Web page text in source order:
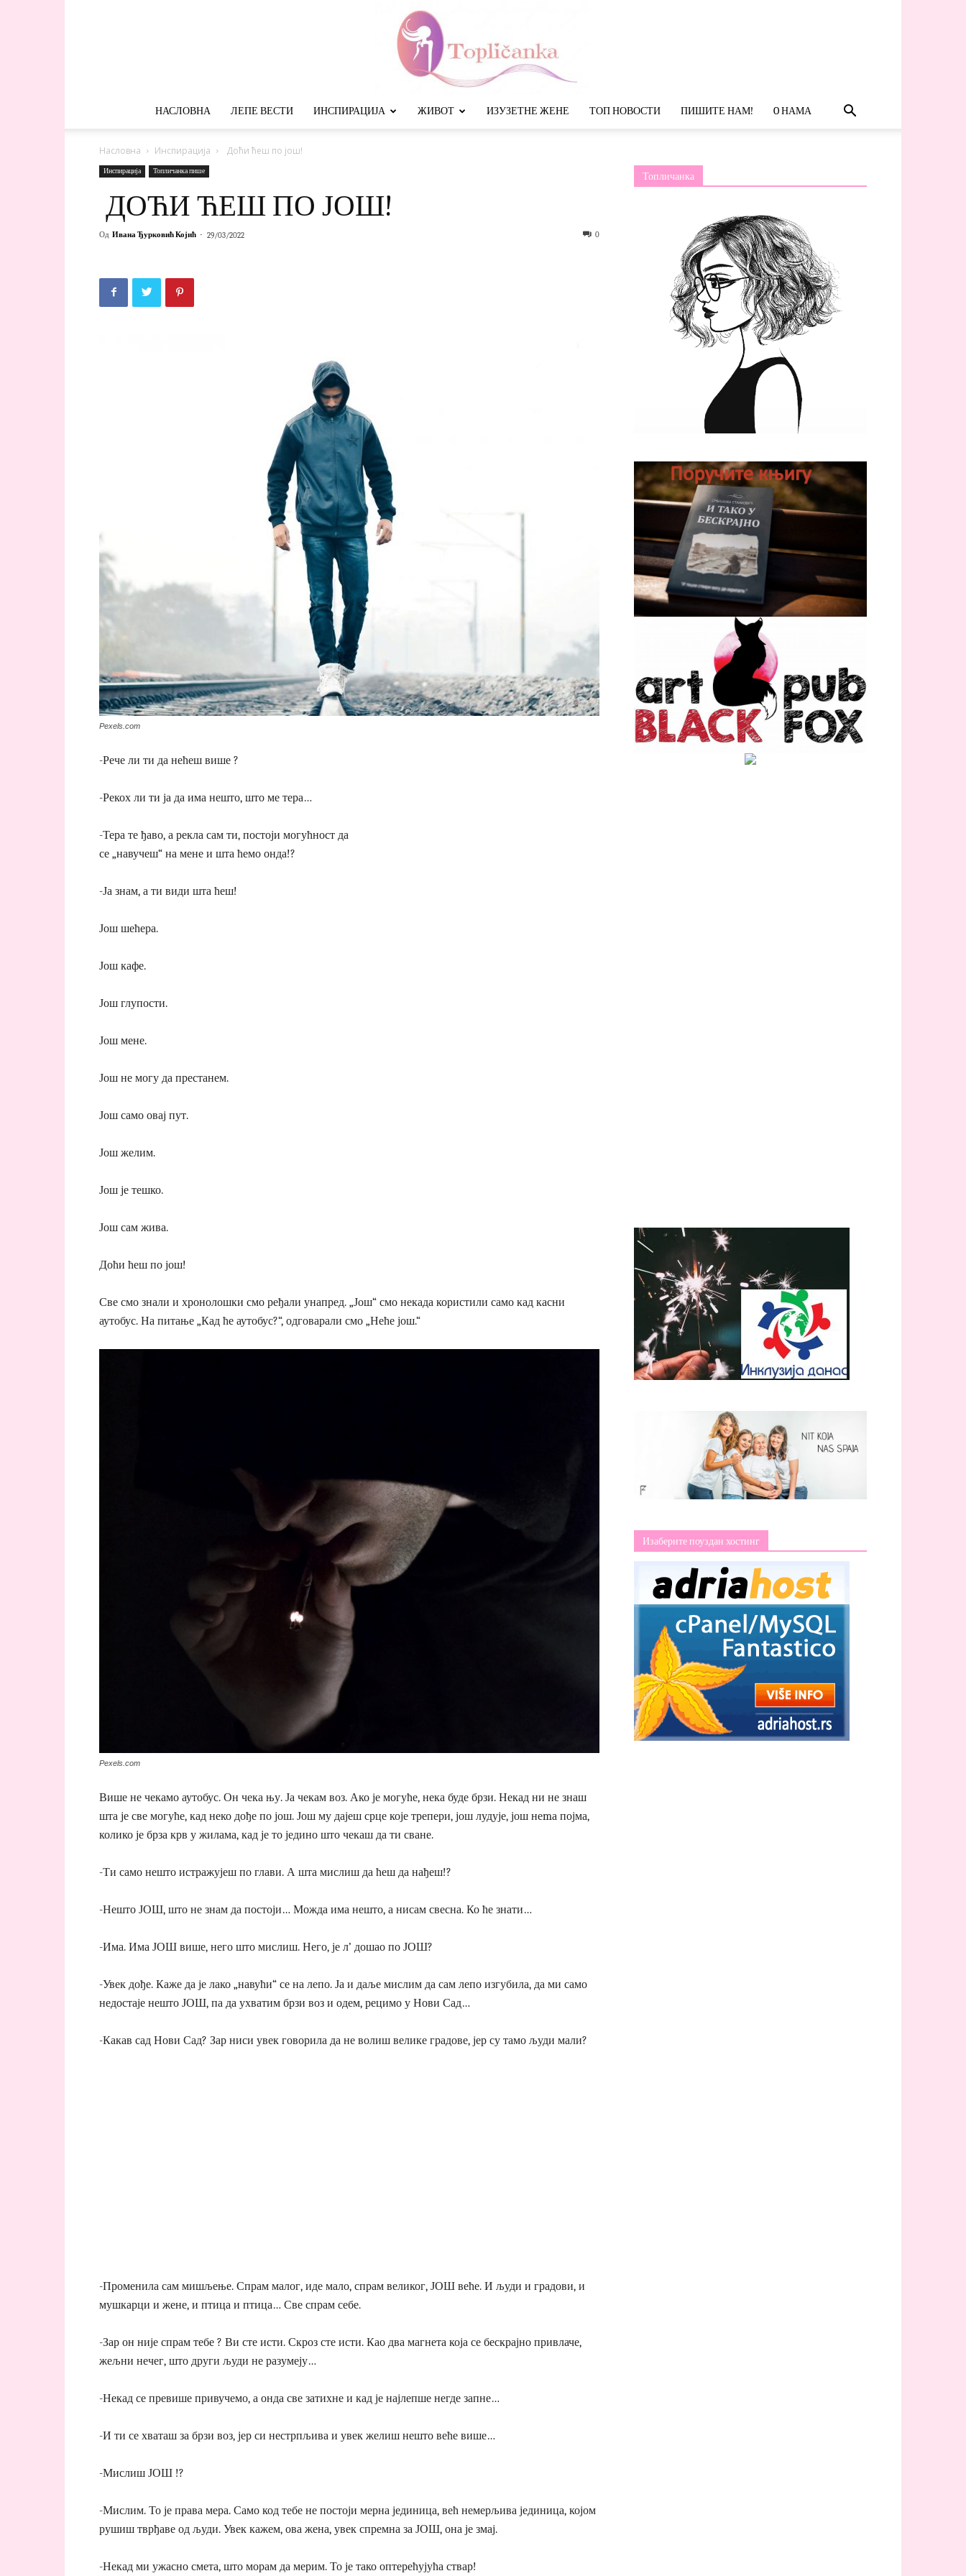
НАСЛОВНА ЛЕПЕ ВЕСТИ ИНСПИРАЦИЈА ЖИВОТ ИЗУЗЕТНЕ ЖЕНЕ ТОП НОВОСТИ ПИШИТЕ НАМ! O НАМА
Насловна Инспирација Доћи ћеш по још!
Инспирација Топличанка пише
ДОЋИ ЋЕШ ПО ЈОШ!
Од Ивана Ђурковић Којић - 29/03/2022 0
Pexels.com
-Рече ли ти да нећеш више ?
-Рекох ли ти ја да има нешто, што ме тера…
-Тера те ђаво, а рекла сам ти, постоји могућност да
се „навучеш“ на мене и шта ћемо онда!?
-Ја знам, а ти види шта ћеш!
Још шећера.
Још кафе.
Још глупости.
Још мене.
Још не могу да престанем.
Још само овај пут.
Још желим.
Још је тешко.
Још сам жива.
Доћи ћеш по још!
Све смо знали и хронолошки смо ређали унапред. „Још“ смо некада користили само кад касни
аутобус. На питање „Кад ће аутобус?“, одговарали смо „Неће још.“
Pexels.com
Више не чекамо аутобус. Он чека њу. Ја чекам воз. Ако је могуће, нека буде брзи. Некад ни не знаш
шта је све могуће, кад неко дође по још. Још му дајеш срце које трепери, још лудује, још неmа појма,
колико је брза крв у жилама, кад је то једино што чекаш да ти сване.
-Ти само нешто истражујеш по глави. А шта мислиш да ћеш да нађеш!?
-Нешто ЈОШ, што не знам да постоји… Можда има нешто, а нисам свесна. Ко ће знати…
-Има. Има ЈОШ више, него што мислиш. Него, је л’ дошао по ЈОШ?
-Увек дође. Каже да је лако „навући“ се на лепо. Ја и даље мислим да сам лепо изгубила, да ми само
недостаје нешто ЈОШ, па да ухватим брзи воз и одем, рецимо у Нови Сад…
-Какав сад Нови Сад? Зар ниси увек говорила да не волиш велике градове, јер су тамо људи мали?
-Променила сам мишљење. Спрам малог, иде мало, спрам великог, ЈОШ веће. И људи и градови, и
мушкарци и жене, и птица и птица… Све спрам себе.
-Зар он није спрам тебе ? Ви сте исти. Скроз сте исти. Као два магнета која се бескрајно привлаче,
жељни нечег, што други људи не разумеју…
-Некад се превише привучемо, а онда све затихне и кад је најлепше негде запне…
-И ти се хваташ за брзи воз, јер си нестрпљива и увек желиш нешто веће више…
-Мислиш ЈОШ !?
-Мислим. То је права мера. Само код тебе не постоји мерна јединица, већ немерљива јединица, којом
рушиш тврђаве од људи. Увек кажем, ова жена, увек спремна за ЈОШ, она је змај.
-Некад ми ужасно смета, што морам да мерим. То је тако оптерећујућа ствар!
Топличанка
Изаберите поуздан хостинг